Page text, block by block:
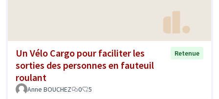
Un Vélo Cargo pour faciliter les
sorties des personnes en fauteuil
roulant
Retenue
Anne BOUCHEZ 0 5